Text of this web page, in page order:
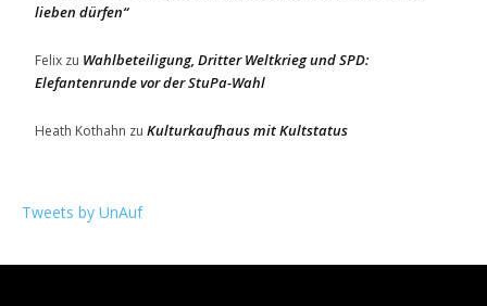
lieben dürfen“
Felix zu Wahlbeteiligung, Dritter Weltkrieg und SPD:
Elefantenrunde vor der StuPa-Wahl
Heath Kothahn zu Kulturkaufhaus mit Kultstatus
Tweets by UnAuf